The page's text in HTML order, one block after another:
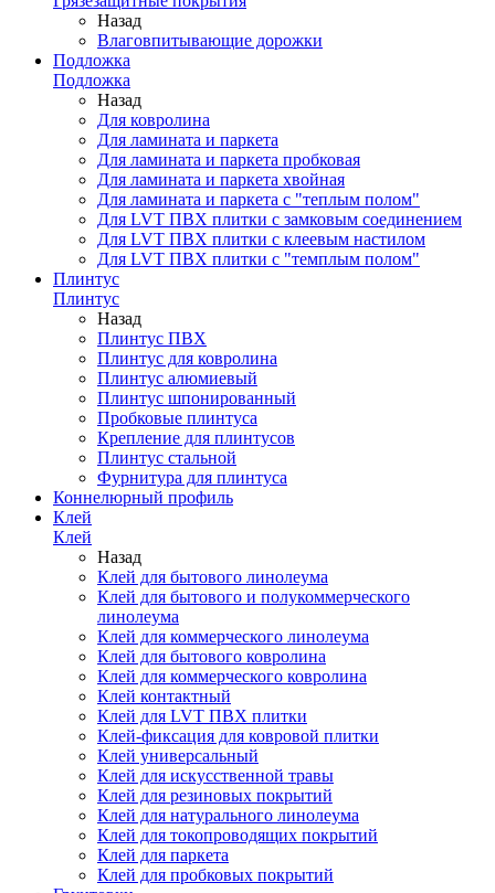
Назад
Влаговпитывающие дорожки
Подложка
Подложка
Назад
Для ковролина
Для ламината и паркета
Для ламината и паркета пробковая
Для ламината и паркета хвойная
Для ламината и паркета с "теплым полом"
Для LVT ПВХ плитки с замковым соединением
Для LVT ПВХ плитки с клеевым настилом
Для LVT ПВХ плитки с "темплым полом"
Плинтус
Плинтус
Назад
Плинтус ПВХ
Плинтус для ковролина
Плинтус алюмиевый
Плинтус шпонированный
Пробковые плинтуса
Крепление для плинтусов
Плинтус стальной
Фурнитура для плинтуса
Коннелюрный профиль
Клей
Клей
Назад
Клей для бытового линолеума
Клей для бытового и полукоммерческого
линолеума
Клей для коммерческого линолеума
Клей для бытового ковролина
Клей для коммерческого ковролина
Клей контактный
Клей для LVT ПВХ плитки
Клей-фиксация для ковровой плитки
Клей универсальный
Клей для искусственной травы
Клей для резиновых покрытий
Клей для натурального линолеума
Клей для токопроводящих покрытий
Клей для паркета
Клей для пробковых покрытий